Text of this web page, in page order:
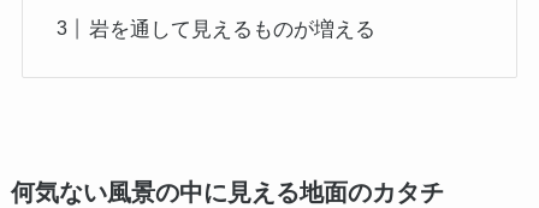
岩を通して見えるものが増える
何気ない風景の中に見える地面のカタチ